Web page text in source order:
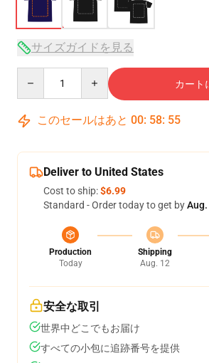
サイズガイドを見る
カート
このセールはあと 00: 58: 54
Deliver to United States
Cost to ship:$6.99
Standard - Order today to get by
Production
Today
Shipping
Aug. 12
安全な取引
世界中どこでもお届け
すべての小包に追跡番号を提供